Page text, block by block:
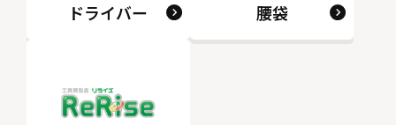
ドライバー 腰袋